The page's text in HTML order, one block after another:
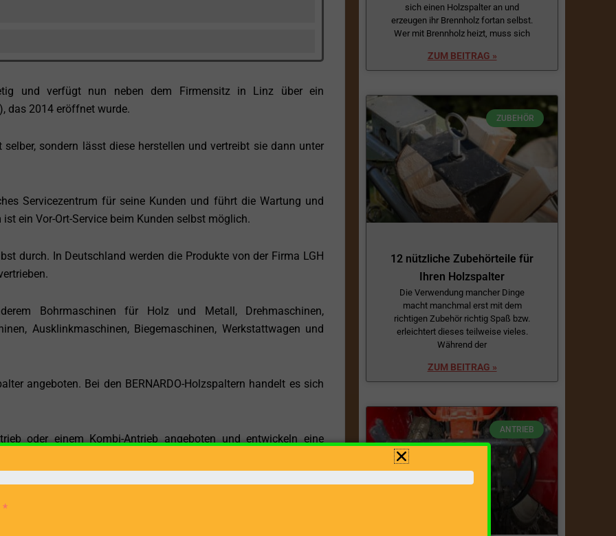
und verfügt nun neben dem Firmensitz in Linz über ein
das 2014 eröffnet wurde.
selber, sondern lässt diese herstellen und vertreibt sie dann unter
Servicezentrum für seine Kunden und führt die Wartung und
ein Vor-Ort-Service beim Kunden selbst möglich.
durch. In Deutschland werden die Produkte von der Firma LGH
Bohrmaschinen für Holz und Metall, Drehmaschinen,
Ausklinkmaschinen, Biegemaschinen, Werkstattwagen und
angeboten. Bei den BERNARDO-Holzspaltern handelt es sich
oder einem Kombi-Antrieb angeboten und entwickeln eine
sich einen Holzspalter an und
erzeugen ihr Brennholz fortan selbst.
Wer mit Brennholz heizt, muss sich
ZUM BEITRAG »
ZUBEHÖR
12 nützliche Zubehörteile für
Ihren Holzspalter
Die Verwendung mancher Dinge
macht manchmal erst mit dem
richtigen Zubehör richtig Spaß bzw.
erleichtert dieses teilweise vieles.
Während der
ZUM BEITRAG »
ANTRIEB